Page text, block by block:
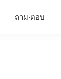
ถาม-ตอบ